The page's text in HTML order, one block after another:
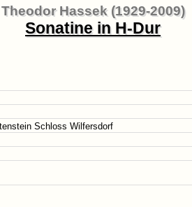
Theodor Hassek (1929-2009)
Sonatine in H-Dur
Schloss Wilfersdorf